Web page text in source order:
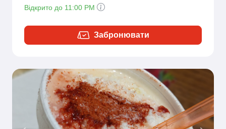
Відкрито до 11:00 PM
Забронювати